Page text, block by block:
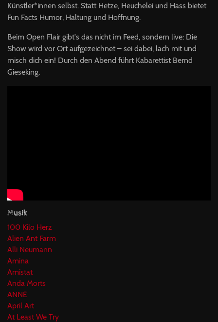
Künstler*innen selbst. Statt Hetze, Heuchelei und Hass bietet
Fun Facts Humor, Haltung und Hoffnung.
Beim Open Flair gibt's das nicht im Feed, sondern live: Die
Show wird vor Ort aufgezeichnet – sei dabei, lach mit und
misch dich ein! Durch den Abend führt Kabarettist Bernd
Gieseking.
Musik
100 Kilo Herz
Alien Ant Farm
Alli Neumann
Amina
Amistat
Anda Morts
ANNĒ
April Art
At Least We Try